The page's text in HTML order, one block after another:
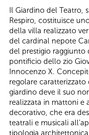
Il Giardino del Teatro,
Respiro, costituisce
della villa realizzato
del cardinal nepote
del prestigio raggiunto
pontificio dello zio
Innocenzo X.
regolare
giardino deve il suo
realizzata in mattoni e
decorativo, che era
teatrali e musicali
tipologia architettonica